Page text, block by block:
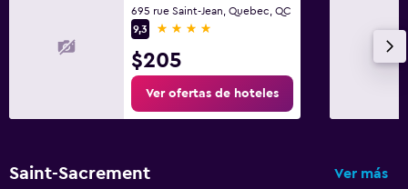
695 rue Saint-Jean, Quebec, QC
9,3
4 estrellas
$205
Ver ofertas de hoteles
Saint-Sacrement Ver más